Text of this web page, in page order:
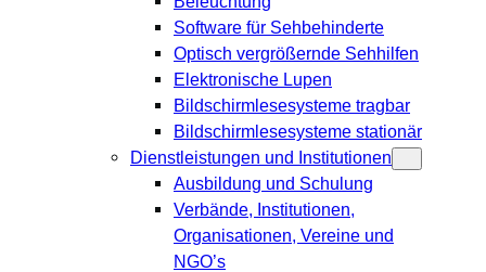
Software für Sehbehinderte
Optisch vergrößernde Sehhilfen
Elektronische Lupen
Bildschirmlesesysteme tragbar
Bildschirmlesesysteme stationär
Dienstleistungen und Institutionen
Ausbildung und Schulung
Verbände, Institutionen,
Organisationen, Vereine und
NGO’s